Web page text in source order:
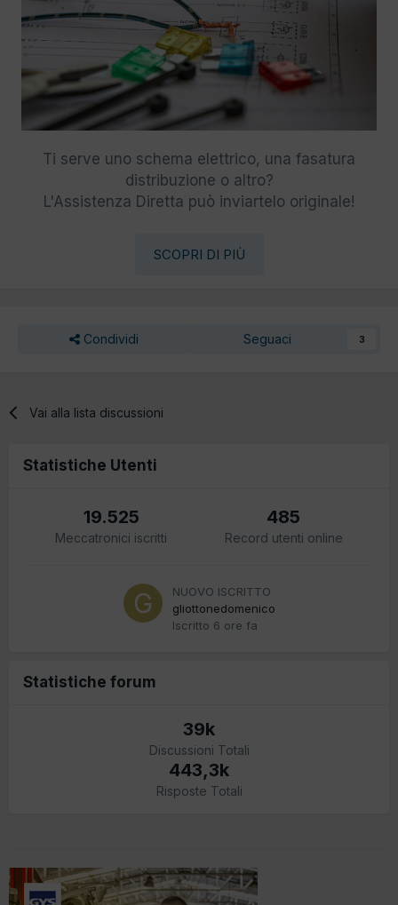
Ti serve uno schema elettrico, una fasatura
distribuzione o altro?
L'Assistenza Diretta può inviartelo originale!
SCOPRI DI PIÙ
Condividi Seguaci 3
Vai alla lista discussioni
Statistiche Utenti
19.525
Meccatronici iscritti
485
Record utenti online
NUOVO ISCRITTO
gliottonedomenico
Iscritto 6 ore fa
Statistiche forum
39k
Discussioni Totali
443,3k
Risposte Totali